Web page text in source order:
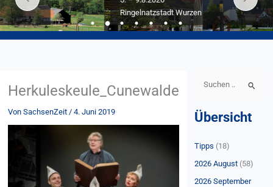
Ringelnatzstadt Wurzen
Herkuleskeule_Cunewalde
Von SachsenZeit / 4. Juni 2019
c
e
n
n
Übersicht
Tipps (18)
2026 August (58)
2026 September